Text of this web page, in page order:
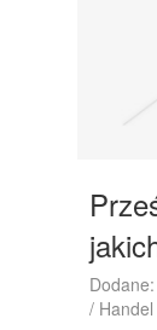
/ Handel